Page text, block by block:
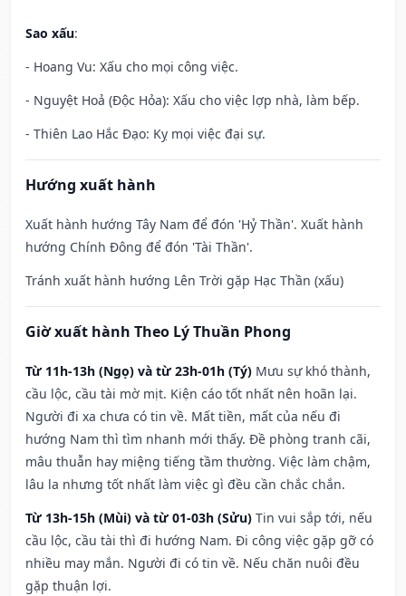
Sao xấu:
- Hoang Vu: Xấu cho mọi công việc.
- Nguyệt Hoả (Độc Hỏa): Xấu cho việc lợp nhà, làm bếp.
- Thiên Lao Hắc Đạo: Kỵ mọi việc đại sự.
Hướng xuất hành
Xuất hành hướng Tây Nam để đón 'Hỷ Thần'. Xuất hành
hướng Chính Đông để đón 'Tài Thần'.
Tránh xuất hành hướng Lên Trời gặp Hạc Thần (xấu)
Giờ xuất hành Theo Lý Thuần Phong
Từ 11h-13h (Ngọ) và từ 23h-01h (Tý) Mưu sự khó thành,
cầu lộc, cầu tài mờ mịt. Kiện cáo tốt nhất nên hoãn lại.
Người đi xa chưa có tin về. Mất tiền, mất của nếu đi
hướng Nam thì tìm nhanh mới thấy. Đề phòng tranh cãi,
mâu thuẫn hay miệng tiếng tầm thường. Việc làm chậm,
lâu la nhưng tốt nhất làm việc gì đều cần chắc chắn.
Từ 13h-15h (Mùi) và từ 01-03h (Sửu) Tin vui sắp tới, nếu
cầu lộc, cầu tài thì đi hướng Nam. Đi công việc gặp gỡ có
nhiều may mắn. Người đi có tin về. Nếu chăn nuôi đều
gặp thuận lợi.